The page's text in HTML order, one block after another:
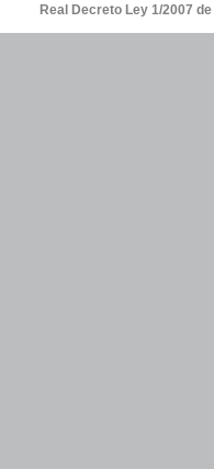
Real Decreto Ley 1/2007